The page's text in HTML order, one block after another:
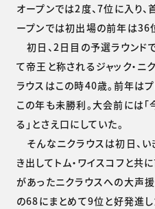
オープンでは2度、7位に入り
ープンでは初出場の前年は36
初日、2日目の予選ラウンド
て帝王と称されるジャック・ニ
ラウスはこの時40歳。前年は
この年も未勝利。大会前には
る」とさえ口にしていた。
そんなニクラウスは初日、
き出してトム・ワイスコフと
があったニクラウスへの大声
の68にまとめて9位と好発進し